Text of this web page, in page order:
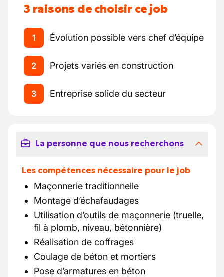
3 raisons de choisir ce job
1 Évolution possible vers chef d’équipe
2 Projets variés en construction
3 Entreprise solide du secteur
La personne que nous recherchons
Les compétences nécessaire pour le job
Maçonnerie traditionnelle
Montage d’échafaudages
Utilisation d’outils de maçonnerie (truelle,
fil à plomb, niveau, bétonnière)
Réalisation de coffrages
Coulage de béton et mortiers
Pose d’armatures en béton